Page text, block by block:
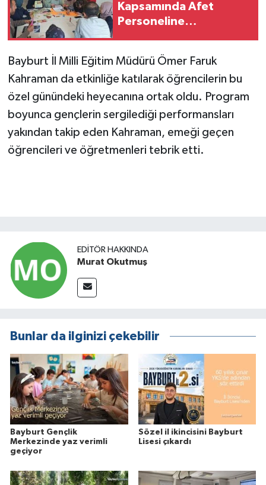
Kapsamında Afet
Personeline
Bayburt İl Milli Eğitim Müdürü Ömer Faruk
Kahraman da etkinliğe katılarak öğrencilerin bu
özel günündeki heyecanına ortak oldu. Program
boyunca gençlerin sergilediği performansları
yakından takip eden Kahraman, emeği geçen
öğrencileri ve öğretmenleri tebrik etti.
EDITÖR HAKKINDA
Murat Okutmuş
Bunlar da ilginizi çekebilir
Bayburt Gençlik
Merkezinde yaz verimli
geçiyor
Sözel il ikincisini Bayburt
Lisesi çıkardı